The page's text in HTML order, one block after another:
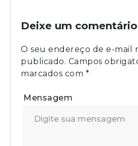
Deixe um comentário
O seu endereço de e-mail
publicado. Campos
marcados com *
Mensagem